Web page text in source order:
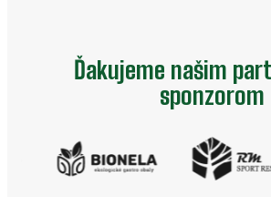
Ďakujeme našim
sponzorom